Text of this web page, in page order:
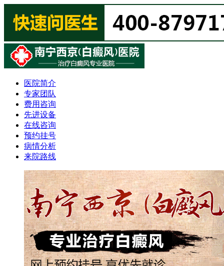
医院简介
专家团队
费用咨询
先进设备
在线咨询
预约挂号
病情分析
来院路线